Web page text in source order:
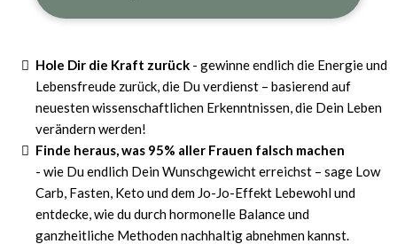
Hole Dir die Kraft zurück - gewinne endlich die Energie und
Lebensfreude zurück, die Du verdienst – basierend auf
neuesten wissenschaftlichen Erkenntnissen, die Dein Leben
verändern werden!
Finde heraus, was 95% aller Frauen falsch machen
- wie Du endlich Dein Wunschgewicht erreichst – sage Low
Carb, Fasten, Keto und dem Jo-Jo-Effekt Lebewohl und
entdecke, wie du durch hormonelle Balance und
ganzheitliche Methoden nachhaltig abnehmen kannst.